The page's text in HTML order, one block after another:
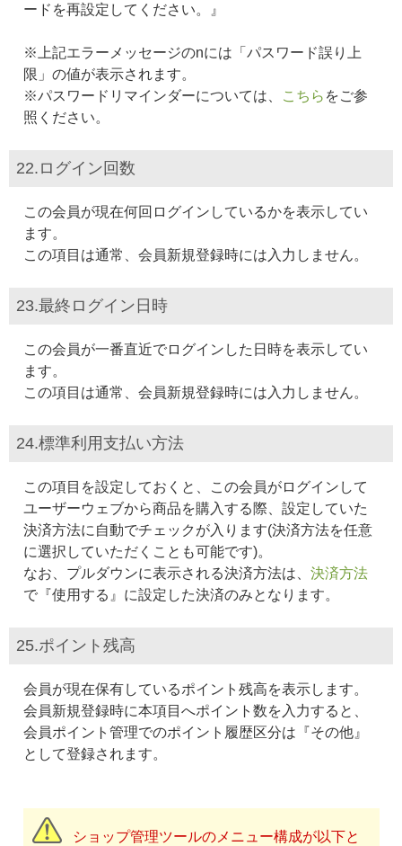
ードを再設定してください。』
※上記エラーメッセージのnには「パスワード誤り上
限」の値が表示されます。
※パスワードリマインダーについては、
こちら をご参
照ください。
22.ログイン回数
この会員が現在何回ログインしているかを表示してい
ます。
この項目は通常、会員新規登録時には入力しません。
23.最終ログイン日時
この会員が一番直近でログインした日時を表示してい
ます。
この項目は通常、会員新規登録時には入力しません。
24.標準利用支払い方法
この項目を設定しておくと、この会員がログインして
ユーザーウェブから商品を購入する際、設定していた
決済方法に自動でチェックが入ります(決済方法を任意
に選択していただくことも可能です)。
なお、プルダウンに表示される決済方法は、 決済方法
で『使用する』に設定した決済のみとなります。
25.ポイント残高
会員が現在保有しているポイント残高を表示します。
会員新規登録時に本項目へポイント数を入力すると、
会員ポイント管理でのポイント履歴区分は『その他』
として登録されます。
ショップ管理ツールのメニュー構成が以下と